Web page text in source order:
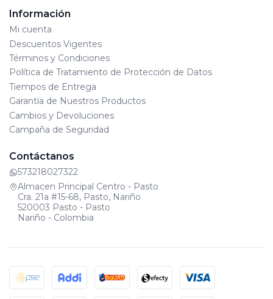
Información
Mi cuenta
Descuentos Vigentes
Términos y Condiciones
Política de Tratamiento de Protección de Datos
Tiempos de Entrega
Garantía de Nuestros Productos
Cambios y Devoluciones
Campaña de Seguridad
Contáctanos
573218027322
Almacen Principal Centro - Pasto
Cra. 21a #15-68, Pasto, Nariño
520003 Pasto - Pasto
Nariño - Colombia